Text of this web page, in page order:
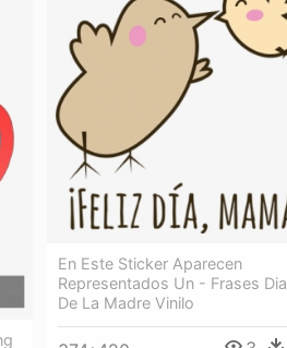
En Este Sticker Aparecen
Representados Un - Frases Dia
De La Madre Vinilo